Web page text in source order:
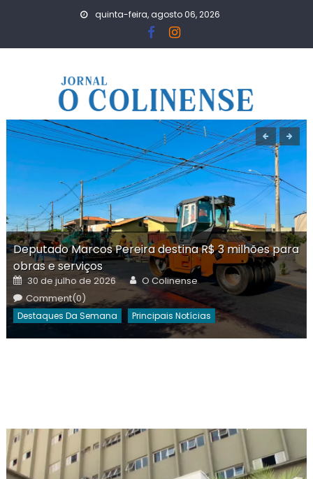
quinta-feira, agosto 06, 2026
Deputado Marcos Pereira destina R$ 3 milhões para
obras e serviços
Posted
on
30 de julho de 2026 Author
O Colinense
Comment(0)
Destaques Da Semana Principais Notícias